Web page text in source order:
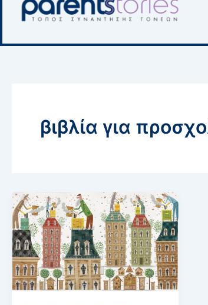
βιβλία για